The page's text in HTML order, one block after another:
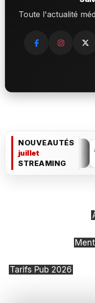
Toute l'actualité
NOUVEAUTÉS
juillet
STREAMING
Tarifs Pub 2026